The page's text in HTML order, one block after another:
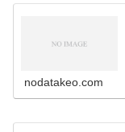
nodatakeo.com